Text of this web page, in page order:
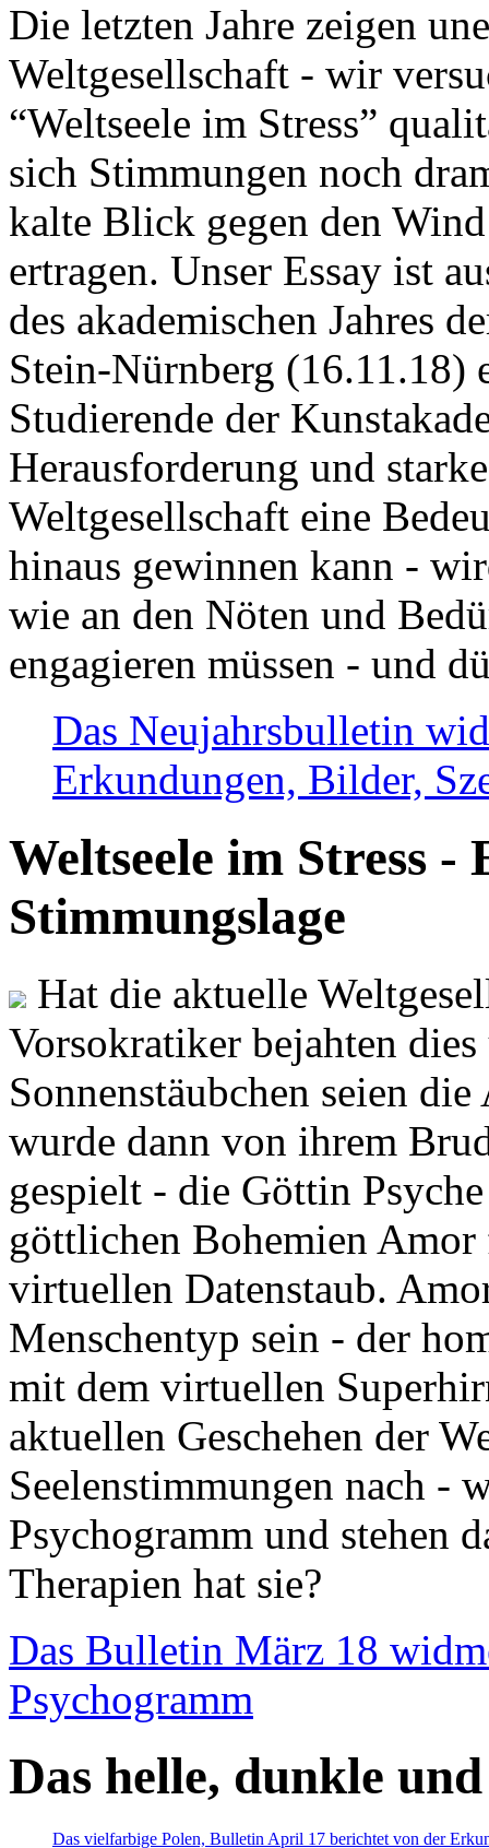
Die letzten Jahre zeigen
Weltgesellschaft - wir
“Weltseele im Stress”
sich Stimmungen noch
kalte Blick gegen den
ertragen. Unser Essay ist
des akademischen Jahres
Stein-Nürnberg (16.11.18)
Studierende der
Herausforderung und
Weltgesellschaft eine
hinaus gewinnen kann -
wie an den Nöten und
engagieren müssen - und
Das Neujahrsbulletin
Erkundungen, Bilder,
Weltseele im Stress -
Stimmungslage
Hat die aktuelle
Vorsokratiker bejahten
Sonnenstäubchen seien
wurde dann von ihrem
gespielt - die Göttin
göttlichen Bohemien
virtuellen Datenstaub.
Menschentyp sein - der
mit dem virtuellen
aktuellen Geschehen der
Seelenstimmungen nach -
Psychogramm und stehen
Therapien hat sie?
Das Bulletin März 18
Psychogramm
Das helle, dunkle
Das vielfarbige Polen, Bulletin April 17 berichtet von der